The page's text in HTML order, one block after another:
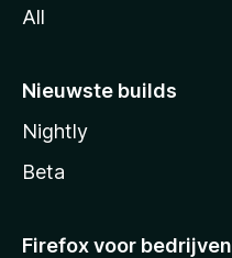
All
Nieuwste builds
Nightly
Beta
Firefox voor bedrijven